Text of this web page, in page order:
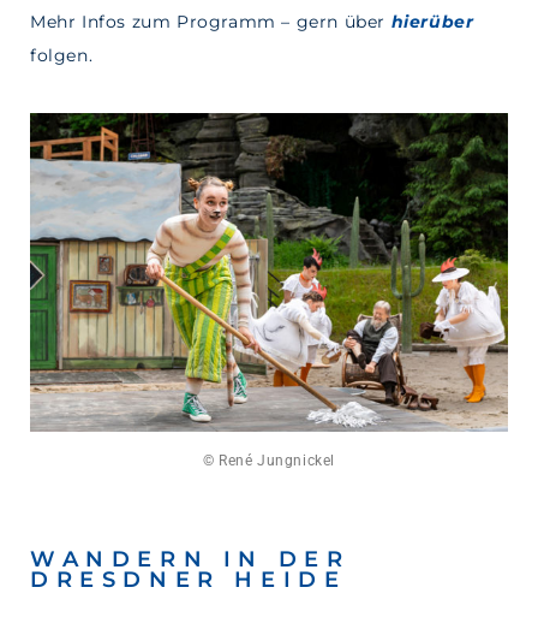
Mehr Infos zum Programm – gern über hierüber
folgen.
© René Jungnickel
WANDERN IN DER
DRESDNER HEIDE